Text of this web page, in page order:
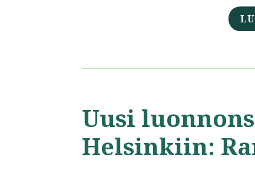
Uusi
Helsinkiin: